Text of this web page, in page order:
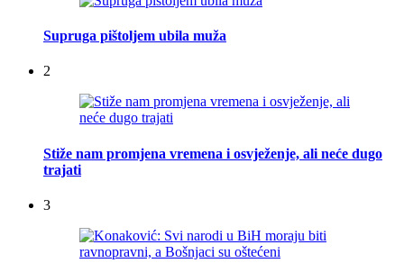
Supruga pištoljem ubila muža
2
Stiže nam promjena vremena i osvježenje, ali neće dugo
trajati
3